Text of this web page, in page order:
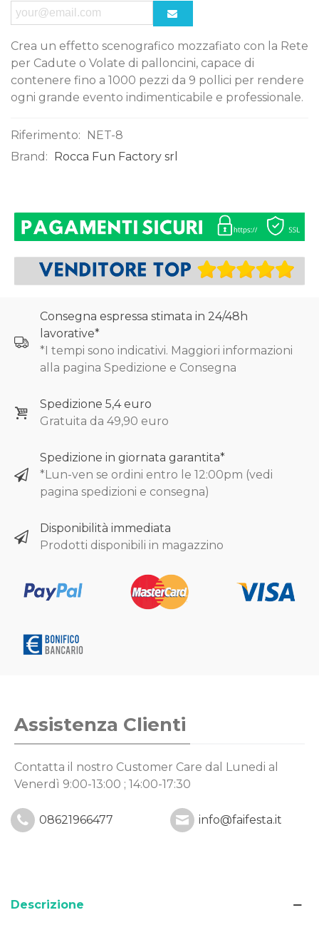
Crea un effetto scenografico mozzafiato con la Rete
per Cadute o Volate di palloncini, capace di
contenere fino a 1000 pezzi da 9 pollici per rendere
ogni grande evento indimenticabile e professionale.
Riferimento: NET-8
Brand: Rocca Fun Factory srl
Consegna espressa stimata in 24/48h
lavorative*
*I tempi sono indicativi. Maggiori informazioni
alla pagina Spedizione e Consegna
Spedizione 5,4 euro
Gratuita da 49,90 euro
Spedizione in giornata garantita*
*Lun-ven se ordini entro le 12:00pm (vedi
pagina spedizioni e consegna)
Disponibilità immediata
Prodotti disponibili in magazzino
Assistenza Clienti
Contatta il nostro Customer Care dal Lunedi al
Venerdì 9:00-13:00 ; 14:00-17:30
08621966477 info@faifesta.it
Descrizione